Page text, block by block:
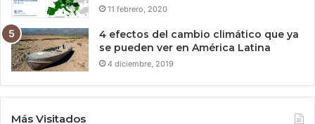
11 febrero, 2020
4 efectos del cambio climático que ya
se pueden ver en América Latina
4 diciembre, 2019
Más Visitados